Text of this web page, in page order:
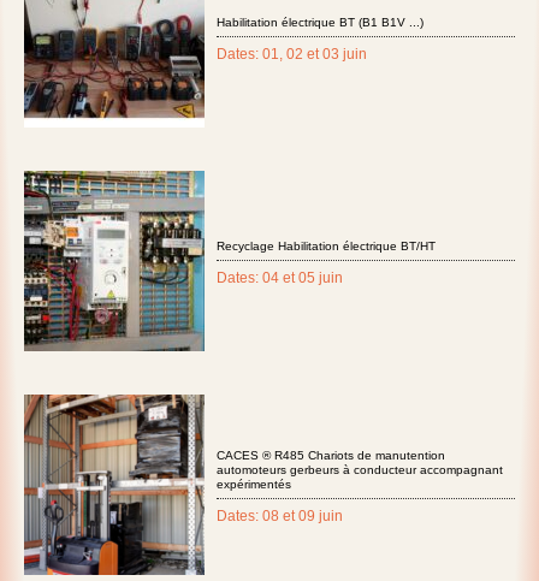
Habilitation électrique BT (B1 B1V ...)
Dates: 01, 02 et 03 juin
Recyclage Habilitation électrique BT/HT
Dates: 04 et 05 juin
CACES ® R485 Chariots de manutention
automoteurs gerbeurs à conducteur accompagnant
expérimentés
Dates: 08 et 09 juin